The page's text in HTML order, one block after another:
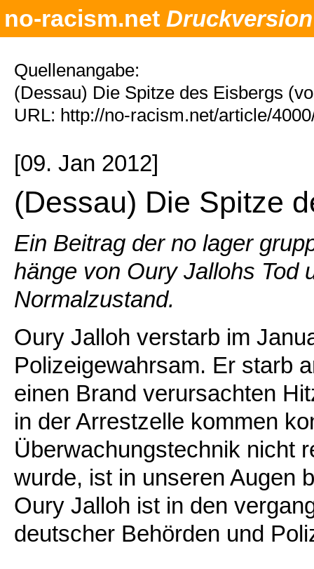
no-racism.net Druckversion
Quellenangabe:
(Dessau) Die Spitze des Eisbergs
URL: http://no-racism.net/article/
[09. Jan 2012]
(Dessau) Die Spitze
Ein Beitrag der no lager
hänge von Oury Jallohs Tod
Normalzustand.
Oury Jalloh verstarb im
Polizeigewahrsam. Er starb
einen Brand verursachten
in der Arrestzelle kommen
Überwachungstechnik nicht
wurde, ist in unseren Augen
Oury Jalloh ist in den
deutscher Behörden und